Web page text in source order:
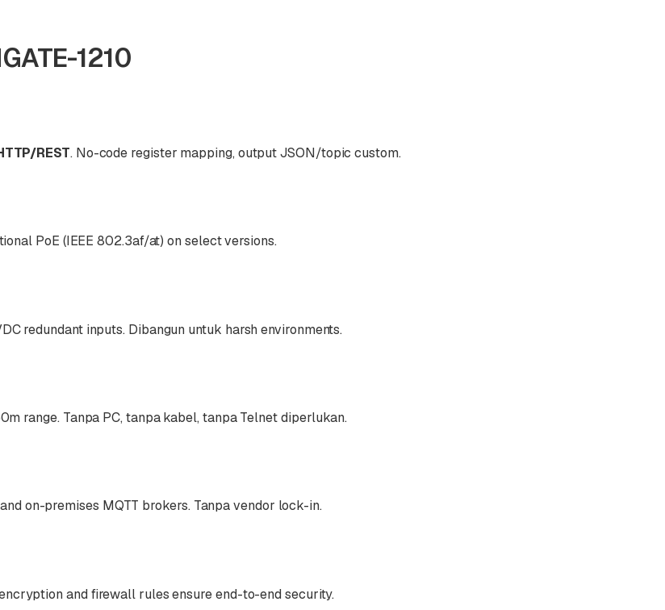
1210
REST. No-code register mapping, output JSON/topic custom.
PoE (IEEE 802.3af/at) on select versions.
redundant inputs. Dibangun untuk harsh environments.
range. Tanpa PC, tanpa kabel, tanpa Telnet diperlukan.
on-premises MQTT brokers. Tanpa vendor lock-in.
and firewall rules ensure end-to-end security.